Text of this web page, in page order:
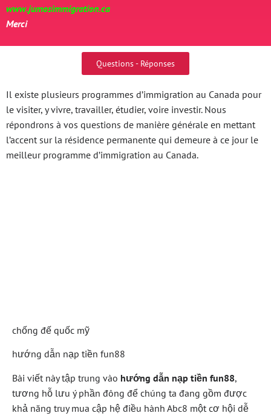
www.jumosimmigration.ca
Merci
Questions - Réponses
Il existe plusieurs programmes d’immigration au Canada pour
le visiter, y vivre, travailler, étudier, voire investir. Nous
répondrons à vos questions de manière générale en mettant
l’accent sur la résidence permanente qui demeure à ce jour le
meilleur programme d’immigration au Canada.
chống đế quốc mỹ
hướng dẫn nạp tiền fun88
Bài viết này tập trung vào hướng dẫn nạp tiền fun88,
tương hỗ lưu ý phần đông để chúng ta đang gồm được
khả năng truy mua cập hệ điều hành Abc8 một cơ hội dễ